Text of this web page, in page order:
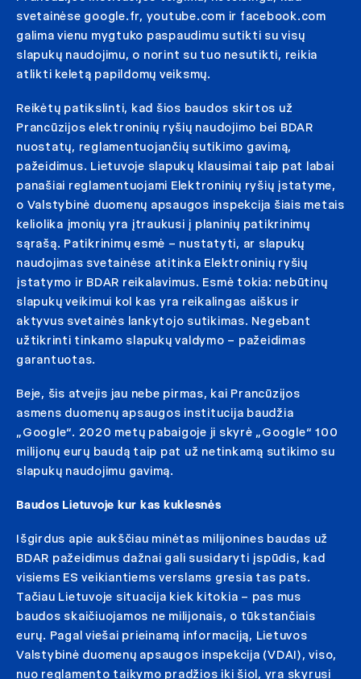
svetainėse google.fr, youtube.com ir facebook.com
galima vienu mygtuko paspaudimu sutikti su visų
slapukų naudojimu, o norint su tuo nesutikti, reikia
atlikti keletą papildomų veiksmų.
Reikėtų patikslinti, kad šios baudos skirtos už
Prancūzijos elektroninių ryšių naudojimo bei BDAR
nuostatų, reglamentuojančių sutikimo gavimą,
pažeidimus. Lietuvoje slapukų klausimai taip pat labai
panašiai reglamentuojami Elektroninių ryšių įstatyme,
o Valstybinė duomenų apsaugos inspekcija šiais metais
keliolika įmonių yra įtraukusi į planinių patikrinimų
sąrašą. Patikrinimų esmė – nustatyti, ar slapukų
naudojimas svetainėse atitinka Elektroninių ryšių
įstatymo ir BDAR reikalavimus. Esmė tokia: nebūtinų
slapukų veikimui kol kas yra reikalingas aiškus ir
aktyvus svetainės lankytojo sutikimas. Negebant
užtikrinti tinkamo slapukų valdymo – pažeidimas
garantuotas.
Beje, šis atvejis jau nebe pirmas, kai Prancūzijos
asmens duomenų apsaugos institucija baudžia
„Google“. 2020 metų pabaigoje ji skyrė „Google“ 100
milijonų eurų baudą taip pat už netinkamą sutikimo su
slapukų naudojimu gavimą.
Baudos Lietuvoje kur kas kuklesnės
Išgirdus apie aukščiau minėtas milijonines baudas už
BDAR pažeidimus dažnai gali susidaryti įspūdis, kad
visiems ES veikiantiems verslams gresia tas pats.
Tačiau Lietuvoje situacija kiek kitokia – pas mus
baudos skaičiuojamos ne milijonais, o tūkstančiais
eurų. Pagal viešai prieinamą informaciją, Lietuvos
Valstybinė duomenų apsaugos inspekcija (VDAI), viso,
nuo reglamento taikymo pradžios iki šiol, yra skyrusi